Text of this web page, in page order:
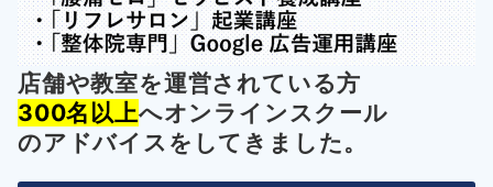
店舗や教室を運営されている方
300名以上へオンラインスクール
のアドバイスをしてきました。